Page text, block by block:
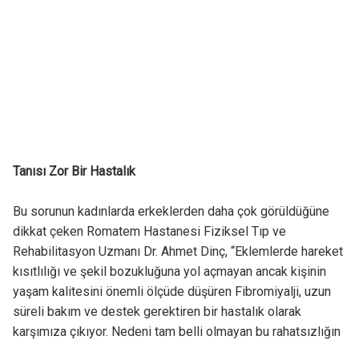
Tanısı Zor Bir Hastalık
Bu sorunun kadınlarda erkeklerden daha çok görüldüğüne
dikkat çeken Romatem Hastanesi Fiziksel Tıp ve
Rehabilitasyon Uzmanı Dr. Ahmet Dinç, “Eklemlerde hareket
kısıtlılığı ve şekil bozukluğuna yol açmayan ancak kişinin
yaşam kalitesini önemli ölçüde düşüren Fibromiyalji, uzun
süreli bakım ve destek gerektiren bir hastalık olarak
karşımıza çıkıyor. Nedeni tam belli olmayan bu rahatsızlığın